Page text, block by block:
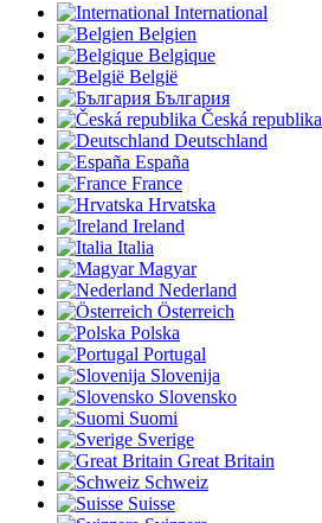
International
Belgien
Belgique
België
България
Česká republika
Deutschland
España
France
Hrvatska
Ireland
Italia
Magyar
Nederland
Österreich
Polska
Portugal
Slovenija
Slovensko
Suomi
Sverige
Great Britain
Schweiz
Suisse